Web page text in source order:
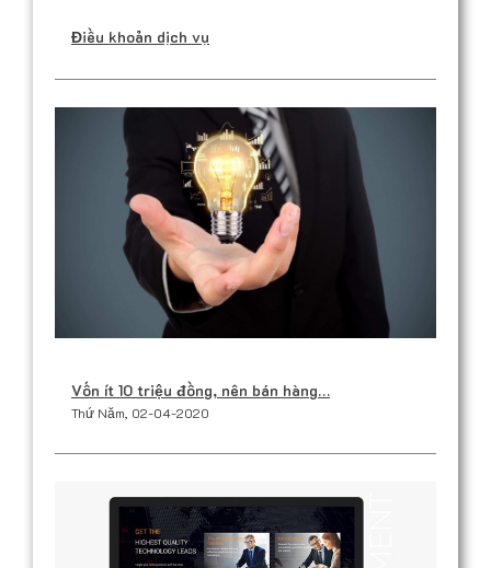
Điều khoản dịch vụ
Vốn ít 10 triệu đồng, nên bán hàng…
Thứ Năm, 02-04-2020